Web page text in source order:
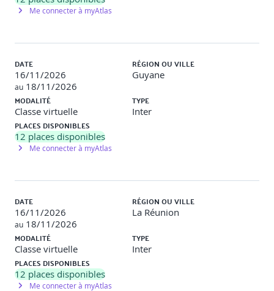
Column, Container.
Gestion de la disposition et du style des widgets.
Introduction aux widgets Material Design.Assets / Fonts
Travaux pratiques
utilisant les widgets de base.
Description : Création d'une interface comportant du texte,
des images et des boutons, en utilisant les widgets standard
de Flutter.
Jour 2
Me connecter à myAtlas
DATE
16/11/2026
au 18/11/2026
RÉGION OU VILLE
Guyane
MODALITÉ
Classe virtuelle
TYPE
Inter
PLACES DISPONIBLES
12 places disponibles
Me connecter à myAtlas
DATE
16/11/2026
au 18/11/2026
RÉGION OU VILLE
La Réunion
MODALITÉ
Classe virtuelle
TYPE
Inter
PLACES DISPONIBLES
12 places disponibles
Me connecter à myAtlas